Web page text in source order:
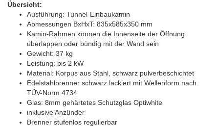
Übersicht:
Ausführung: Tunnel-Einbaukamin
Abmessungen BxHxT: 835x585x350 mm
Kamin-Rahmen können die Innenseite der Öffnung
überlappen oder bündig mit der Wand sein
Gewicht: 37 kg
Leistung: bis 2 kW
Material: Korpus aus Stahl, schwarz pulverbeschichtet
Edelstahlbrenner schwarz lackiert mit Wellenform nach
TÜV-Norm 4734
Glas: 8mm gehärtetes Schutzglas Optiwhite
inklusive Anzünder
Brenner stufenlos regulierbar